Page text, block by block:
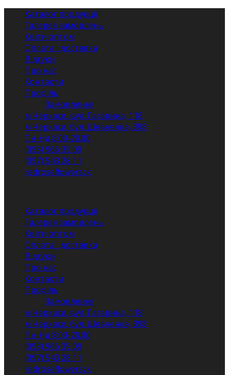
Перейти
вмісту
Каталог продукції
Галерея замовлень
Квіти оптом
Оплата і доставка
Відгуки
Про нас
Контакти
Профіль
Замовлення
м.Черкаси, вул. Гагарина, 118
м.Черкаси, бул. Шевченка, 398
Пн-Нд 8.00-20.00
(093) 966 35 09
(097) 543 28 11
redroseflowersck
Каталог продукції
Галерея замовлень
Квіти оптом
Оплата і доставка
Відгуки
Про нас
Контакти
Профіль
Замовлення
м.Черкаси, вул. Гагарина, 118
м.Черкаси, бул. Шевченка, 398
Пн-Нд 8.00-20.00
(093) 966 35 09
(097) 543 28 11
redroseflowersck